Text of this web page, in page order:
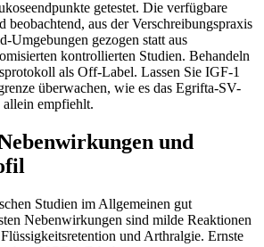
getestet. Die verfügbare
beobachtend, aus der Verschreibungspraxis
Umgebungen gezogen statt aus
kontrollierten Studien. Behandeln
als Off-Label. Lassen Sie IGF-1
überwachen, wie es das Egrifta-SV-
empfiehlt.
und
Studien im Allgemeinen gut
Nebenwirkungen sind milde Reaktionen
und Arthralgie. Ernste